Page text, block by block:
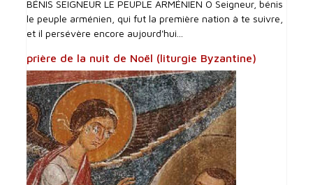
BÉNIS SEIGNEUR LE PEUPLE ARMÉNIEN O Seigneur, bénis
le peuple arménien, qui fut la première nation à te suivre,
et il persévère encore aujourd'hui...
prière de la nuit de Noël (liturgie Byzantine)